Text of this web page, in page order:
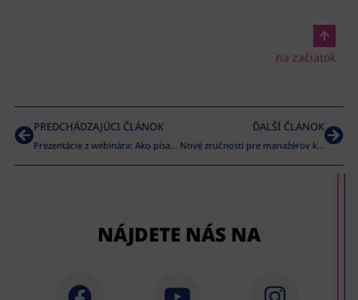
na začiatok
PREDCHÁDZAJÚCI ČLÁNOK
Prezentácie z webinára: Ako písať obecné a mestské kroniky
ĎALŠÍ ČLÁNOK
Nové zručnosti pre manažérov kultúry
NÁJDETE NÁS NA